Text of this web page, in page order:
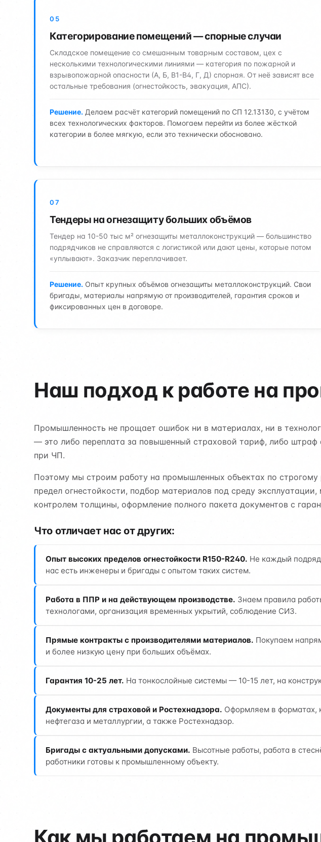
05
Категорирование помещений — спорные случаи
Складское помещение со смешанным товарным составом, цех с
несколькими технологическими линиями — категория по пожарной и
взрывопожарной опасности (А, Б, В1-В4, Г, Д) спорная. От неё зависят все
остальные требования (огнестойкость, эвакуация, АПС).
Решение. Делаем расчёт категорий помещений по СП 12.13130, с учётом
всех технологических факторов. Помогаем перейти из более жёсткой
категории в более мягкую, если это технически обосновано.
07
Тендеры на огнезащиту больших объёмов
Тендер на 10-50 тыс м² огнезащиты металлоконструкций — большинство
подрядчиков не справляются с логистикой или дают цены, которые потом
«уплывают». Заказчик переплачивает.
Решение. Опыт крупных объёмов огнезащиты металлоконструкций. Свои
бригады, материалы напрямую от производителей, гарантия сроков и
фиксированных цен в договоре.
Наш подход к работе на
Промышленность не прощает ошибок ни в материалах, ни в
— это либо переплата за повышенный страховой тариф, либо штраф
при ЧП.
Поэтому мы строим работу на промышленных объектах по строгому
предел огнестойкости, подбор материалов под среду
контролем толщины, оформление полного пакета документов с
Что отличает нас от других:
Опыт высоких пределов огнестойкости R150-R240. Не каждый
нас есть инженеры и бригады с опытом таких систем.
Работа в ППР и на действующем производстве. Знаем правила
технологами, организация временных укрытий, соблюдение СИЗ.
Прямые контракты с производителями материалов. Покупаем
и более низкую цену при больших объёмах.
Гарантия 10-25 лет. На тонкослойные системы — 10-15 лет, на
Документы для страховой и Ростехнадзора. Оформляем в форматах,
нефтегаза и металлургии, а также Ростехнадзор.
Бригады с актуальными допусками. Высотные работы, работа в
работники готовы к промышленному объекту.